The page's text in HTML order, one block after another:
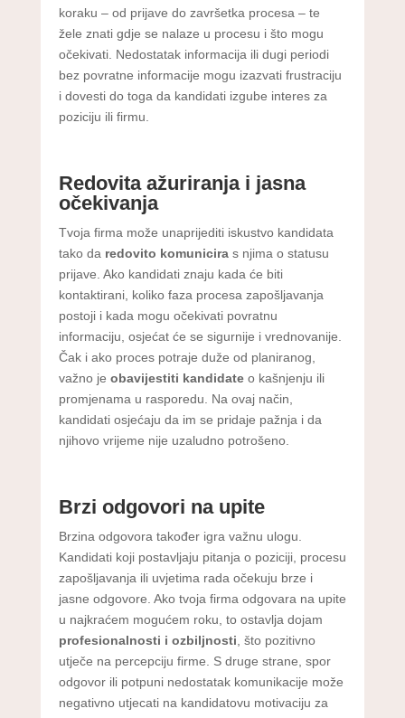
koraku – od prijave do završetka procesa – te
žele znati gdje se nalaze u procesu i što mogu
očekivati. Nedostatak informacija ili dugi periodi
bez povratne informacije mogu izazvati frustraciju
i dovesti do toga da kandidati izgube interes za
poziciju ili firmu.
Redovita ažuriranja i jasna
očekivanja
Tvoja firma može unaprijediti iskustvo kandidata
tako da redovito komuniciras njima o statusu
prijave. Ako kandidati znaju kada će biti
kontaktirani, koliko faza procesa zapošljavanja
postoji i kada mogu očekivati povratnu
informaciju, osjećat će se sigurnije i vrednovanije.
Čak i ako proces potraje duže od planiranog,
važno je obavijestiti kandidateo kašnjenju ili
promjenama u rasporedu. Na ovaj način,
kandidati osjećaju da im se pridaje pažnja i da
njihovo vrijeme nije uzaludno potrošeno.
Brzi odgovori na upite
Brzina odgovora također igra važnu ulogu.
Kandidati koji postavljaju pitanja o poziciji, procesu
zapošljavanja ili uvjetima rada očekuju brze i
jasne odgovore. Ako tvoja firma odgovara na upite
u najkraćem mogućem roku, to ostavlja dojam
profesionalnosti i ozbiljnosti , što pozitivno
utječe na percepciju firme. S druge strane, spor
odgovor ili potpuni nedostatak komunikacije može
negativno utjecati na kandidatovu motivaciju za